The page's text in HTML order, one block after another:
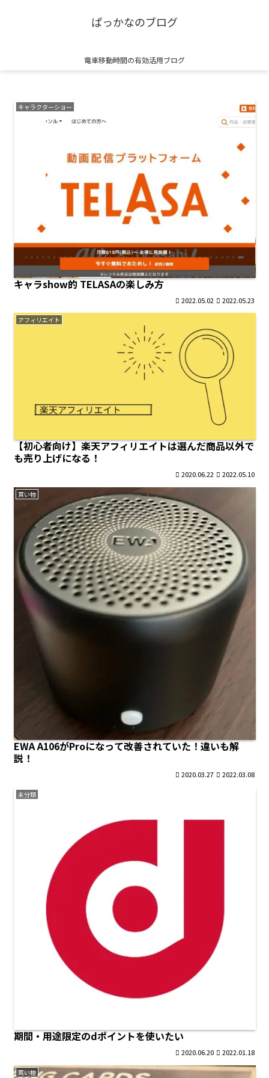
ぱっかなのブログ
電車移動時間の有効活用ブログ
キャラクターショー
キャラshow的 TELASAの楽しみ方
2022.05.02 2022.05.23
アフィリエイト
【初心者向け】楽天アフィリエイトは選んだ商品以外で
も売り上げになる！
2020.06.22 2022.05.10
買い物
EWA A106がProになって改善されていた！違いも解
説！
2020.03.27 2022.03.08
未分類
期間・用途限定のdポイントを使いたい
2020.06.20 2022.01.18
買い物